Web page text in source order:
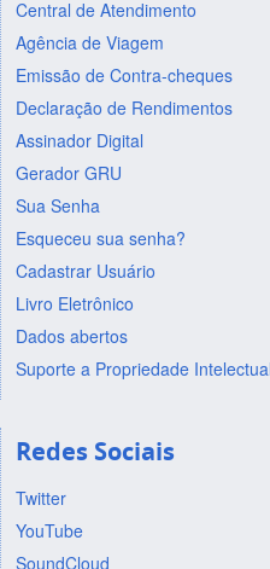
Central de Atendimento
Agência de Viagem
Emissão de Contra-cheques
Declaração de Rendimentos
Assinador Digital
Gerador GRU
Sua Senha
Esqueceu sua senha?
Cadastrar Usuário
Livro Eletrônico
Dados abertos
Suporte a Propriedade Intelectual
Redes Sociais
Twitter
YouTube
SoundCloud